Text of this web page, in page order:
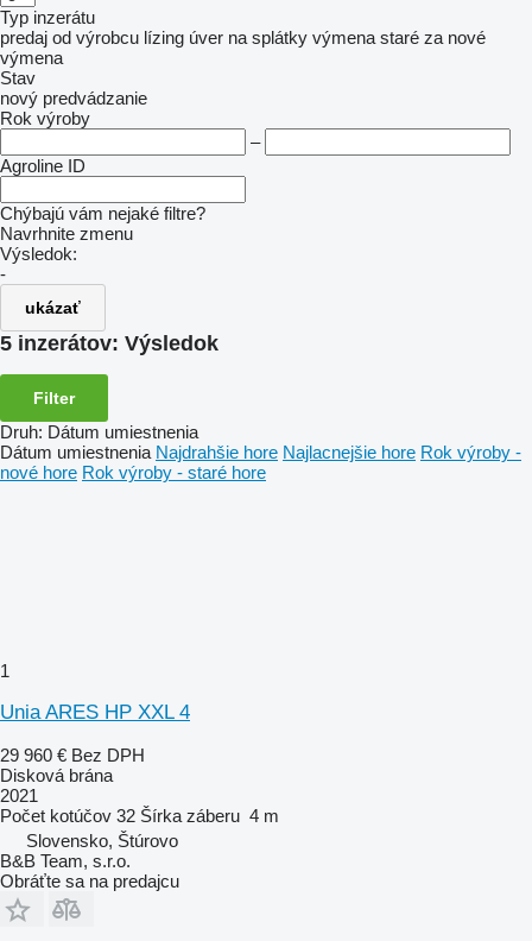
Typ inzerátu
predaj od výrobcu lízing úver na splátky výmena staré za nové
výmena
Stav
nový predvádzanie
Rok výroby
–
Agroline ID
Chýbajú vám nejaké filtre?
Navrhnite zmenu
Výsledok:
-
ukázať
5 inzerátov: Výsledok
Filter
Druh: Dátum umiestnenia
Dátum umiestnenia Najdrahšie hore Najlacnejšie hore Rok výroby -
nové hore Rok výroby - staré hore
1
Unia ARES HP XXL 4
29 960 € Bez DPH
Disková brána
2021
Počet kotúčov 32 Šírka záberu 4 m
Slovensko, Štúrovo
B&B Team, s.r.o.
Obráťte sa na predajcu